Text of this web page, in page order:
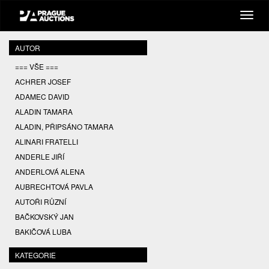
AUTOR
=== VŠE ===
ACHRER JOSEF
ADAMEC DAVID
ALADIN TAMARA
ALADIN, PŘIPSÁNO TAMARA
ALINARI FRATELLI
ANDERLE JIŘÍ
ANDERLOVÁ ALENA
AUBRECHTOVÁ PAVLA
AUTOŘI RŮZNÍ
BAČKOVSKÝ JAN
BAKIČOVÁ LUBA
BALCAR JIŘÍ
BALCAR KAREL
KATEGORIE